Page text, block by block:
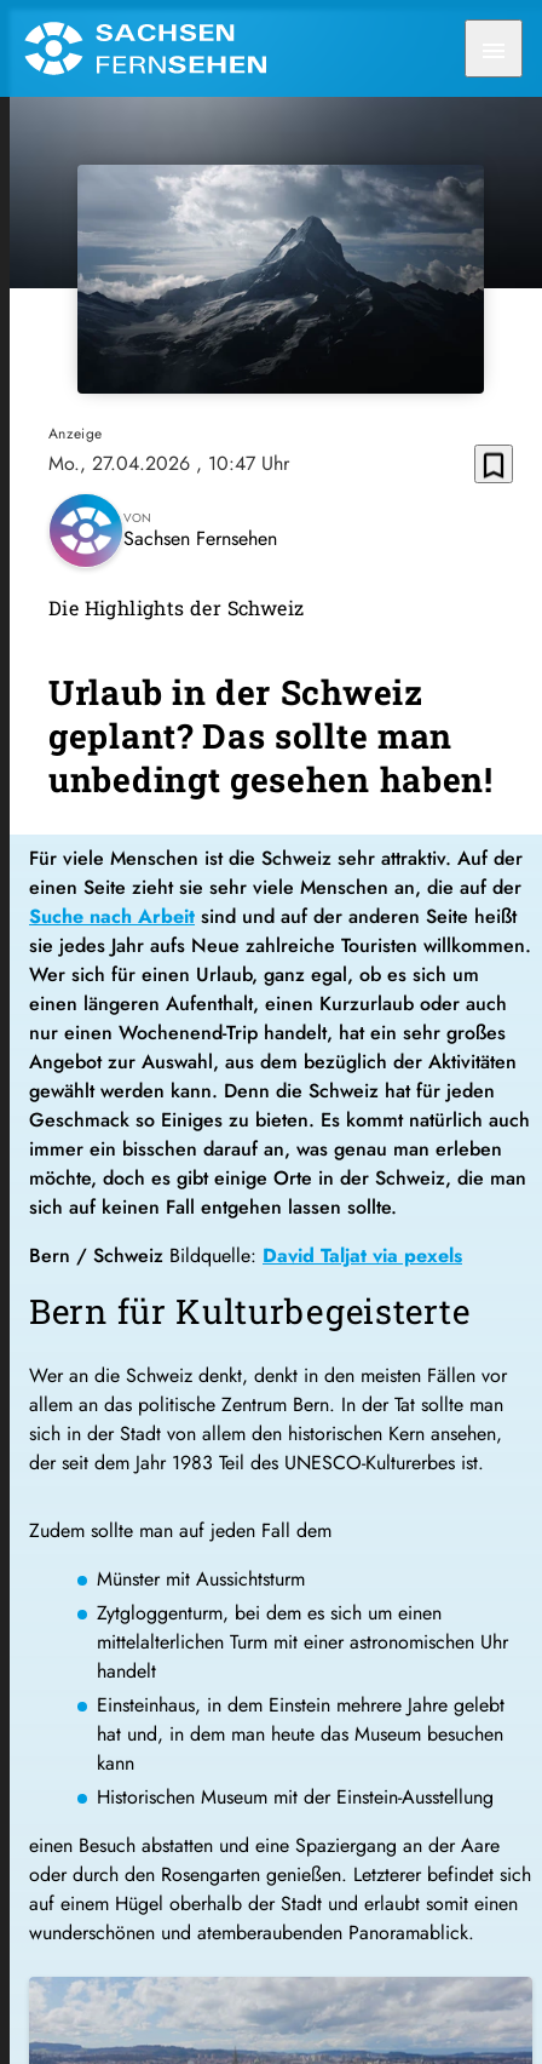
Anzeige
Mo., 27.04.2026 , 10:47 Uhr bookmark_border
VON
Sachsen Fernsehen
Die Highlights der Schweiz
Urlaub in der Schweiz
geplant? Das sollte man
unbedingt gesehen haben!
Für viele Menschen ist die Schweiz sehr attraktiv. Auf der
einen Seite zieht sie sehr viele Menschen an, die auf der
Suche nach Arbeit sind und auf der anderen Seite heißt
sie jedes Jahr aufs Neue zahlreiche Touristen willkommen.
Wer sich für einen Urlaub, ganz egal, ob es sich um
einen längeren Aufenthalt, einen Kurzurlaub oder auch
nur einen Wochenend-Trip handelt, hat ein sehr großes
Angebot zur Auswahl, aus dem bezüglich der Aktivitäten
gewählt werden kann. Denn die Schweiz hat für jeden
Geschmack so Einiges zu bieten. Es kommt natürlich auch
immer ein bisschen darauf an, was genau man erleben
möchte, doch es gibt einige Orte in der Schweiz, die man
sich auf keinen Fall entgehen lassen sollte.
Bern / Schweiz Bildquelle: David Taljat via pexels
Bern für Kulturbegeisterte
Wer an die Schweiz denkt, denkt in den meisten Fällen vor
allem an das politische Zentrum Bern. In der Tat sollte man
sich in der Stadt von allem den historischen Kern ansehen,
der seit dem Jahr 1983 Teil des UNESCO-Kulturerbes ist.
Zudem sollte man auf jeden Fall dem
Münster mit Aussichtsturm
Zytgloggenturm, bei dem es sich um einen
mittelalterlichen Turm mit einer astronomischen Uhr
handelt
Einsteinhaus, in dem Einstein mehrere Jahre gelebt
hat und, in dem man heute das Museum besuchen
kann
Historischen Museum mit der Einstein-Ausstellung
einen Besuch abstatten und eine Spaziergang an der Aare
oder durch den Rosengarten genießen. Letzterer befindet sich
auf einem Hügel oberhalb der Stadt und erlaubt somit einen
wunderschönen und atemberaubenden Panoramablick.